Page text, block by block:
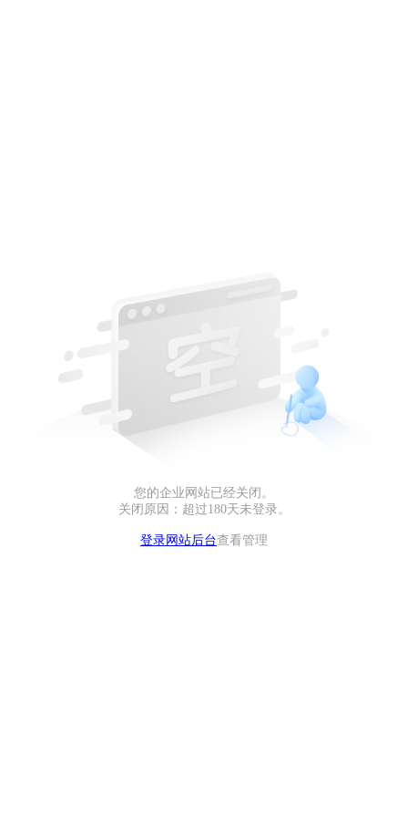
您的企业网站已经关闭。
关闭原因：超过180天未登录。
登录网站后台查看管理